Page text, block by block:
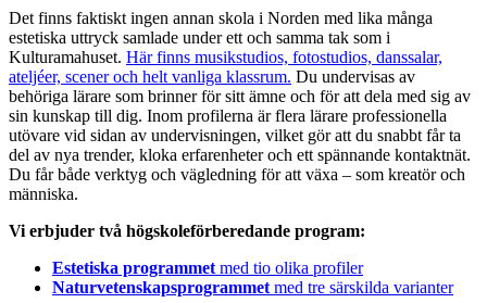
Det finns faktiskt ingen annan skola i Norden med lika många
estetiska uttryck samlade under ett och samma tak som i
Kulturamahuset. Här finns musikstudios, fotostudios, danssalar,
ateljéer, scener och helt vanliga klassrum. Du undervisas av
behöriga lärare som brinner för sitt ämne och för att dela med sig av
sin kunskap till dig. Inom profilerna är flera lärare professionella
utövare vid sidan av undervisningen, vilket gör att du snabbt får ta
del av nya trender, kloka erfarenheter och ett spännande kontaktnät.
Du får både verktyg och vägledning för att växa – som kreatör och
människa.
Vi erbjuder två högskoleförberedande program:
Estetiska programmet med tio olika profiler
Naturvetenskapsprogrammet med tre särskilda varianter